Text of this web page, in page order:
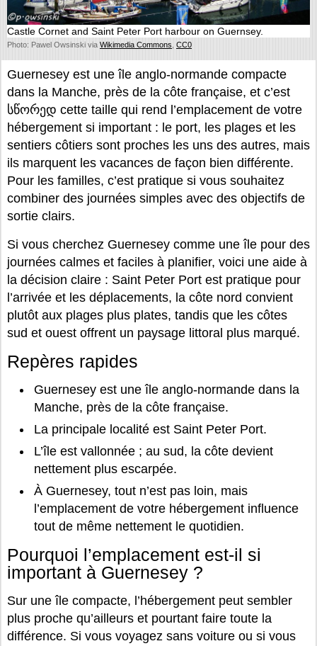
Castle Cornet and Saint Peter Port harbour on Guernsey.
Photo: Pawel Owsinski via Wikimedia Commons CC0
Guernesey est une île anglo-normande compacte
dans la Manche, près de la côte française, et c’est
სწორედ cette taille qui rend l’emplacement de votre
hébergement si important : le port, les plages et les
sentiers côtiers sont proches les uns des autres, mais
ils marquent les vacances de façon bien différente.
Pour les familles, c’est pratique si vous souhaitez
combiner des journées simples avec des objectifs de
sortie clairs.
Si vous cherchez Guernesey comme une île pour des
journées calmes et faciles à planifier, voici une aide à
la décision claire : Saint Peter Port est pratique pour
l’arrivée et les déplacements, la côte nord convient
plutôt aux plages plus plates, tandis que les côtes
sud et ouest offrent un paysage littoral plus marqué.
Repères rapides
Guernesey est une île anglo-normande dans la
Manche, près de la côte française.
La principale localité est Saint Peter Port.
L’île est vallonnée ; au sud, la côte devient
nettement plus escarpée.
À Guernesey, tout n’est pas loin, mais
l’emplacement de votre hébergement influence
tout de même nettement le quotidien.
Pourquoi l’emplacement est-il si
important à Guernesey ?
Sur une île compacte, l’hébergement peut sembler
plus proche qu’ailleurs et pourtant faire toute la
différence. Si vous voyagez sans voiture ou si vous